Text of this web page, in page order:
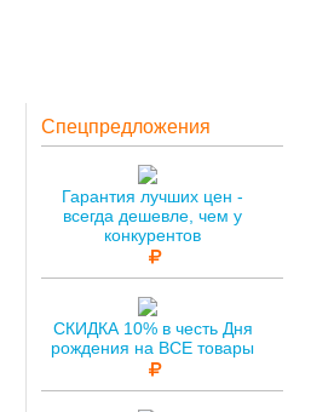
Спецпредложения
Гарантия лучших цен -
всегда дешевле, чем у
конкурентов
СКИДКА 10% в честь Дня
рождения на ВСЕ товары